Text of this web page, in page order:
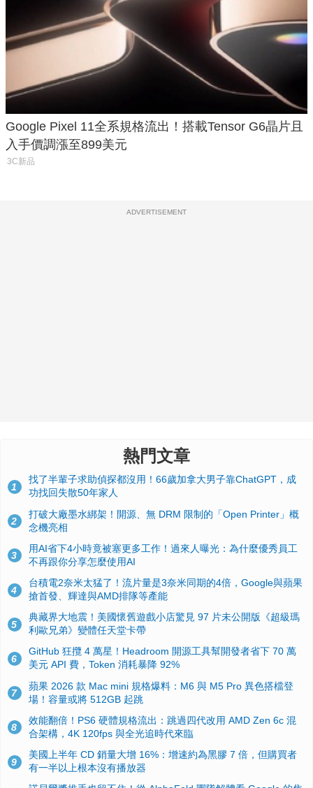
Google Pixel 11全系規格流出！搭載Tensor G6晶片且
入手價調漲至899美元
3C新品
ADVERTISEMENT
熱門文章
1
找了半輩子求助偵探都沒用！66歲加拿大男子靠ChatGPT，成
功找回失散50年家人
2
打破大廠墨水綁架！開源、無 DRM 限制的「Open Printer」概
念機亮相
3
用AI省下4小時竟被塞更多工作！過來人曝光：為什麼優秀員工
不再跟你分享怎麼使用AI
4
台積電2奈米太猛了！流片量是3奈米同期的4倍，Google與蘋果
搶首發、輝達與AMD排隊等產能
5
典藏界大地震！美國懷舊遊戲小店驚見 97 片未公開版《超級瑪
利歐兄弟》變體任天堂卡帶
6
GitHub 狂攬 4 萬星！Headroom 開源工具幫開發者省下 70 萬
美元 API 費，Token 消耗暴降 92%
7
蘋果 2026 款 Mac mini 規格爆料：M6 與 M5 Pro 異色搭檔登
場！容量或將 512GB 起跳
8
效能翻倍！PS6 硬體規格流出：跳過四代改用 AMD Zen 6c 混
合架構，4K 120fps 與全光追時代來臨
9
美國上半年 CD 銷量大增 16%：增速約為黑膠 7 倍，但購買者
有一半以上根本沒有播放器